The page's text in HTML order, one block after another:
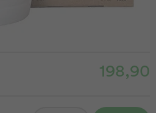
198,90